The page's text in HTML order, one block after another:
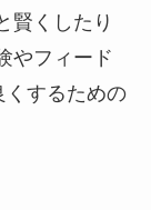
賢くしたり
やフィード
くするための